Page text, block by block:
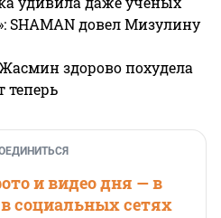
SHAMAN довел Мизулину
здорово похудела
теперь
и видео дня — в
социальных сетях